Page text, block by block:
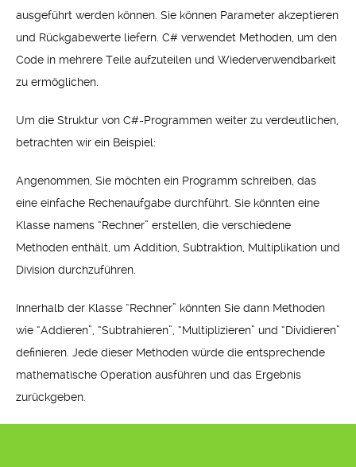
ausgeführt werden können. Sie können Parameter akzeptieren
und Rückgabewerte liefern. C# verwendet Methoden, um den
Code in mehrere Teile aufzuteilen und Wiederverwendbarkeit
zu ermöglichen.
Um die Struktur von C#-Programmen weiter zu verdeutlichen,
betrachten wir ein Beispiel:
Angenommen, Sie möchten ein Programm schreiben, das
eine einfache Rechenaufgabe durchführt. Sie könnten eine
Klasse namens “Rechner” erstellen, die verschiedene
Methoden enthält, um Addition, Subtraktion, Multiplikation und
Division durchzuführen.
Innerhalb der Klasse “Rechner” könnten Sie dann Methoden
wie “Addieren”, “Subtrahieren”, “Multiplizieren” und “Dividieren”
definieren. Jede dieser Methoden würde die entsprechende
mathematische Operation ausführen und das Ergebnis
zurückgeben.